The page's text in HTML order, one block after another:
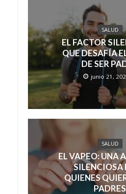
SALUD
EL FACTOR
QUE DESAFÍA
DE SER
junio 21,
SALUD
EL VAPEO: UNA
SILENCIOSA
QUIENES
PADRES